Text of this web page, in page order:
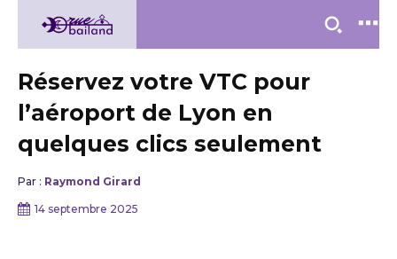
Réservez votre VTC pour
l’aéroport de Lyon en
quelques clics seulement
Par : Raymond Girard
14 septembre 2025